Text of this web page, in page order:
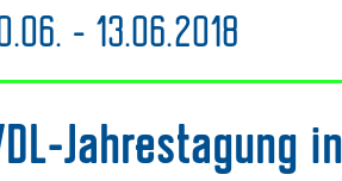
- 13.06.2018
Jahrestagung